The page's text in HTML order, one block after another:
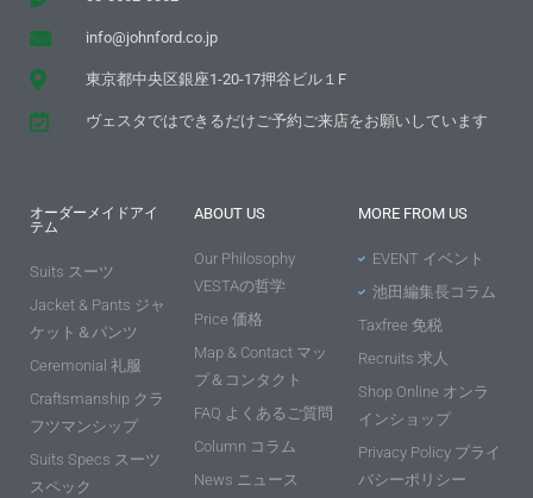
info@johnford.co.jp
東京都中央区銀座1-20-17押谷ビル１F
ヴェスタではできるだけご予約ご来店をお願いしています
オーダーメイドアイ
テム
Suits スーツ
Jacket & Pants ジャ
ケット＆パンツ
Ceremonial 礼服
Craftsmanship クラ
フツマンシップ
Suits Specs スーツ
スペック
ABOUT US
Our Philosophy
VESTAの哲学
Price 価格
Map & Contact マッ
プ＆コンタクト
FAQ よくあるご質問
Column コラム
News ニュース
MORE FROM US
EVENT イベント
池田編集長コラム
Taxfree 免税
Recruits 求人
Shop Online オンラ
インショップ
Privacy Policy プライ
バシーポリシー